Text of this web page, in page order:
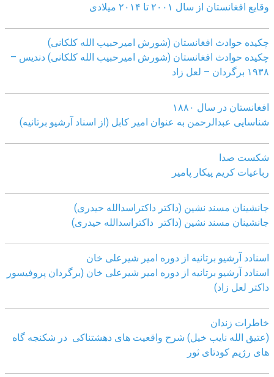
وقایع افغانستان از سال ۲۰۰۱ تا ۲۰۱۴ میلادی
چکیده حوادث افغانستان (شورش امیرحبیب الله کلکانی)
چکیده حوادث افغانستان (شورش امیرحبیب الله کلکانی) دندیس –
١٩٣٨ برگردان – لعل زاد
افغانستان در سال ۱۸۸۰
شناسایی عبدالرحمن به عنوان امیر کابل (از اسناد آرشیو برتانیه)
شکست صدا
رباعیات کریم پیکار پامیر
جانشینان مسند نشین (داکتر داکتراسدالله حیدری)
جانشینان مسند نشین (داکتر داکتراسدالله حیدری)
اسنادد آرشیو برتانیه از دوره امیر شیرعلی خان
اسنادد آرشیو برتانیه از دوره امیر شیرعلی خان (برگردان پروفیسور
داکتر لعل زاد)
خاطرات زندان
(عتیق الله نایب خیل) شرح واقعیت های دهشتناکی در شکنجه گاه
های رژیم کودتای ثور